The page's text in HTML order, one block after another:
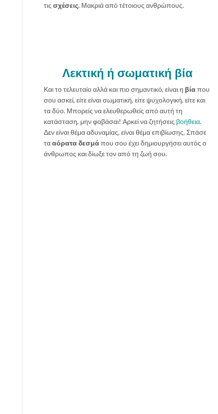
τις σχέσεις. Μακριά από τέτοιους ανθρώπους.
Λεκτική ή σωματική βία
Και το τελευταίο αλλά και πιο σημαντικό, είναι η βίαπου
σου ασκεί, είτε είναι σωματική, είτε ψυχολογική, είτε και
τα δύο. Μπορείς να ελευθερωθείς από αυτή τη
κατάσταση, μην φοβάσαι! Αρκεί να ζητήσεις βοήθεια.
Δεν είναι θέμα αδυναμίας, είναι θέμα επιβίωσης. Σπάσε
τααόρατα δεσμάπου σου έχει δημιουργήσει αυτός ο
άνθρωπος και δίωξε τον από τη ζωή σου.